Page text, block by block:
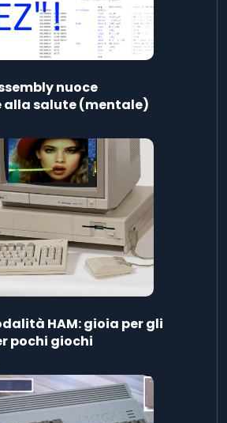
nuoce
alla salute (mentale)
HAM: gioia per gli
pochi giochi